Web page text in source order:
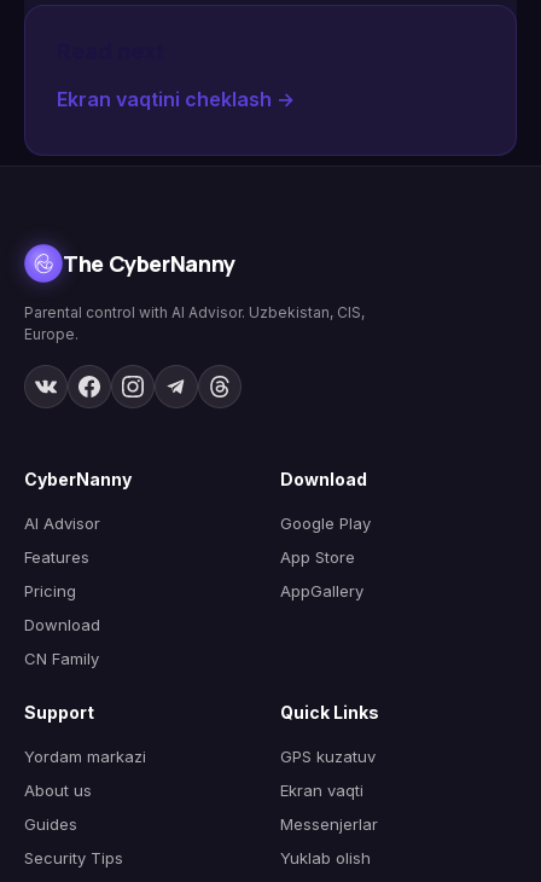
Ekran vaqtini cheklash →
The CyberNanny
Parental control with AI Advisor. Uzbekistan, CIS,
Europe.
CyberNanny
AI Advisor
Features
Pricing
Download
CN Family
Download
Google Play
App Store
AppGallery
Support
Yordam markazi
About us
Guides
Security Tips
Quick Links
GPS kuzatuv
Ekran vaqti
Messenjerlar
Yuklab olish